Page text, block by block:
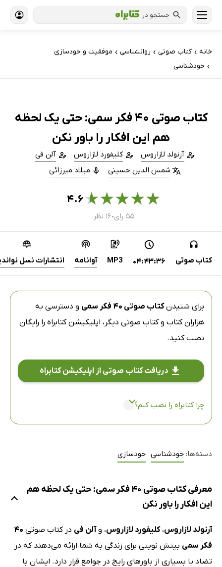
جستجو در
خانه › کتاب‌ صوتی › روانشناسی › موفقیت و خودسازی
› خودشناسی
کتاب صوتی 40 فکر سمی: حتی یک لحظه
هم این افکار را باور نکن
آرنولد لازاروس کلیفورد لازاروس
آلن فی
شمس الدین حسینی
میلاد میرزائی
★
★
★
★
★۴.۶
۵۵ رای ● ۱۶ نظر
کتاب صوتی 04:43:36
MP3 آوانامه انتشارات نسل
برای شنیدنکتاب صوتی 40 فکر سمی
و دسترسی به
هزاران کتاب و کتاب صوتی دیگر، اپلیکیشن کتابراه را رایگان
نصب کنید.
دریافت کتاب صوتی از اپلیکیشن کتابراه
چرا کتابراه را نصب کنم؟
دسته‌ها: خودشناسی خودسازی
معرفی کتاب صوتی 40 فکر سمی: حتی یک لحظه هم
این افکار را باور نکن
آرنولد لازاروس،کلیفورد لازاروس، وآلن فی در کتاب صوتی 40
فکر سمی بینش نوینی برای زندگی به شما ارائه می‌دهند که در
تضاد با بسیاری از باورهای رایج در جوامع قرار دارد. ایشان با